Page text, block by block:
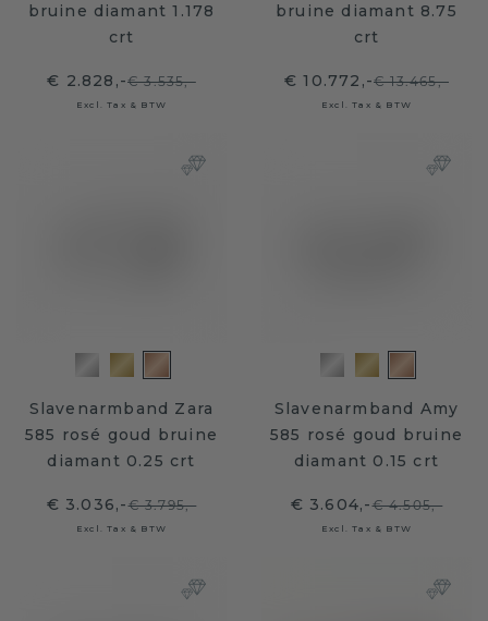
bruine diamant 1.178
crt
€ 2.828,-€ 3.535,-
Excl. Tax & BTW
bruine diamant 8.75
crt
€ 10.772,-€ 13.465,-
Excl. Tax & BTW
Slavenarmband Zara
585 rosé goud bruine
diamant 0.25 crt
€ 3.036,-€ 3.795,-
Excl. Tax & BTW
Slavenarmband Amy
585 rosé goud bruine
diamant 0.15 crt
€ 3.604,-€ 4.505,-
Excl. Tax & BTW